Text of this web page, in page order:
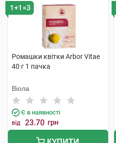
1+1=3
Ромашки квітки Arbor Vitae
40 г 1 пачка
Віола
Є в наявності
від 23.70 грн